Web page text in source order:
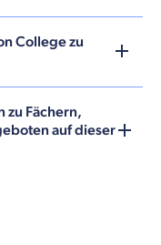
College zu
zu Fächern,
auf dieser